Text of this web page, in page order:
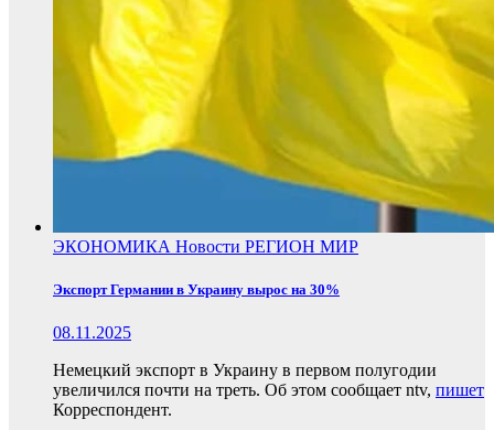
ЭКОНОМИКА Новости РЕГИОН МИР
Экспорт Германии в Украину вырос на 30%
08.11.2025
Немецкий экспорт в Украину в первом полугодии
увеличился почти на треть. Об этом сообщает ntv, пишет
Корреспондент.